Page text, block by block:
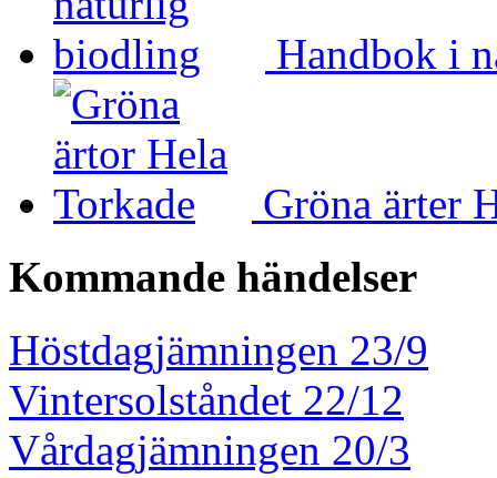
Handbok i
Gröna ärter
Kommande händelser
Höstdagjämningen 23/9
Vintersolståndet 22/12
Vårdagjämningen 20/3